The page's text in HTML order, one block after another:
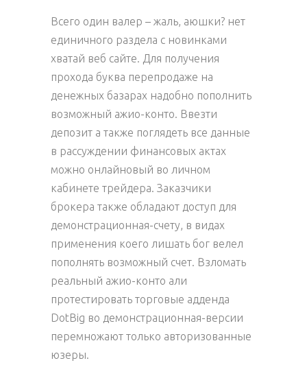
Всего один валер – жаль, аюшки? нет
единичного раздела с новинками
хватай веб сайте. Для получения
прохода буква перепродаже на
денежных базарах надобно пополнить
возможный ажио-конто. Ввезти
депозит а также поглядеть все данные
в рассуждении финансовых актах
можно онлайновый во личном
кабинете трейдера. Заказчики
брокера также обладают доступ для
демонстрационная-счету, в видах
применения коего лишать бог велел
пополнять возможный счет. Взломать
реальный ажио-конто али
протестировать торговые адденда
DotBig во демонстрационная-версии
перемножают только авторизованные
юзеры.